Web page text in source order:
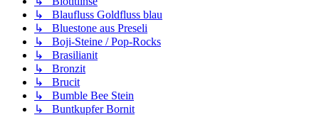
↳ Blaufluss Goldfluss blau
↳ Bluestone aus Preseli
↳ Boji-Steine / Pop-Rocks
↳ Brasilianit
↳ Bronzit
↳ Brucit
↳ Bumble Bee Stein
↳ Buntkupfer Bornit